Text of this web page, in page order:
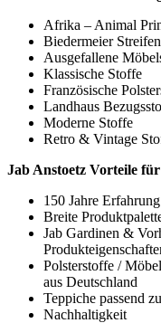
Afrika – Animal
Biedermeier Streifen
Ausgefallene
Klassische Stoffe
Französische
Landhaus
Moderne Stoffe
Retro & Vintage
Jab Anstoetz Vorteile
150 Jahre
Breite
Jab Gardinen &
Polsterstoffe /
aus Deutschland
Teppiche passend
Nachhaltigkeit